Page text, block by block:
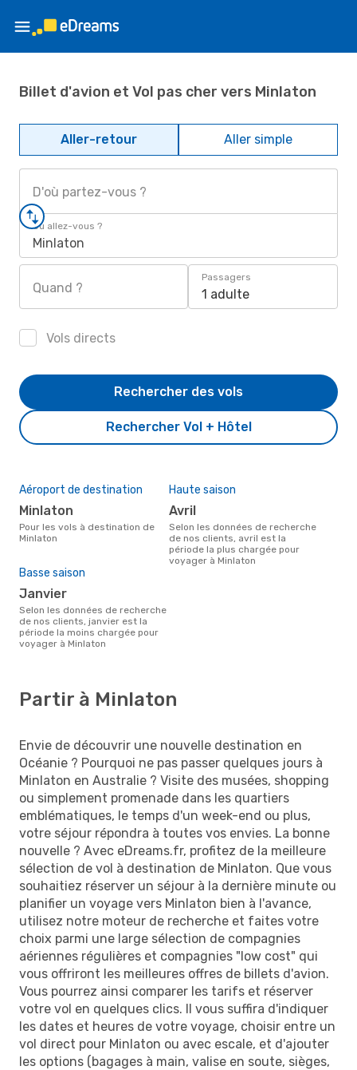
Billet d'avion et Vol pas cher vers Minlaton
Aller-retour Aller simple
D'où partez-vous ?
Où allez-vous ?
Minlaton
Quand ?
Passagers
1 adulte
Vols directs
Rechercher Vol + Hôtel
Rechercher des vols
Aéroport de destination
Minlaton
Pour les vols à destination de
Minlaton
Haute saison
avril
Selon les données de recherche
de nos clients, avril est la
période la plus chargée pour
voyager à Minlaton
Basse saison
janvier
Selon les données de recherche
de nos clients, janvier est la
période la moins chargée pour
voyager à Minlaton
Partir à Minlaton
Envie de découvrir une nouvelle destination en
Océanie ? Pourquoi ne pas passer quelques jours à
Minlaton en Australie ? Visite des musées, shopping
ou simplement promenade dans les quartiers
emblématiques, le temps d'un week-end ou plus,
votre séjour répondra à toutes vos envies. La bonne
nouvelle ? Avec eDreams.fr, profitez de la meilleure
sélection de vol à destination de Minlaton. Que vous
souhaitiez réserver un séjour à la dernière minute ou
planifier un voyage vers Minlaton bien à l'avance,
utilisez notre moteur de recherche et faites votre
choix parmi une large sélection de compagnies
aériennes régulières et compagnies "low cost" qui
vous offriront les meilleures offres de billets d'avion.
Vous pourrez ainsi comparer les tarifs et réserver
votre vol en quelques clics. Il vous suffira d'indiquer
les dates et heures de votre voyage, choisir entre un
vol direct pour Minlaton ou avec escale, et d'ajouter
les options (bagages à main, valise en soute, sièges,